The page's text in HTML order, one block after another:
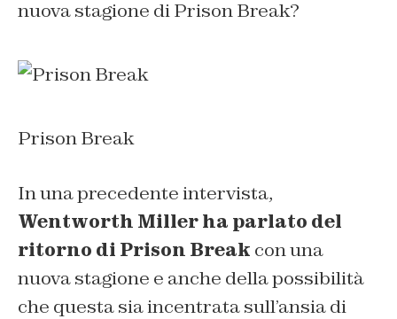
nuova stagione di Prison Break?
Prison Break
In una precedente intervista,
Wentworth Miller ha parlato del
ritorno di Prison Break con una
nuova stagione e anche della possibilità
che questa sia incentrata sull’ansia di